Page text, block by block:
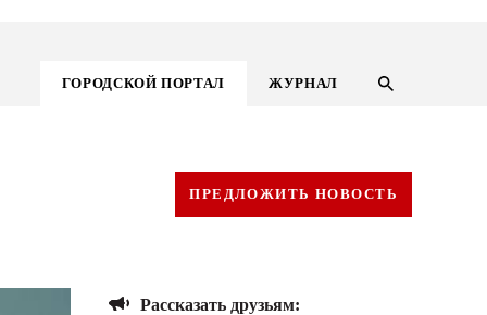
ГОРОДСКОЙ ПОРТАЛ ЖУРНАЛ
ПРЕДЛОЖИТЬ НОВОСТЬ
Рассказать друзьям: